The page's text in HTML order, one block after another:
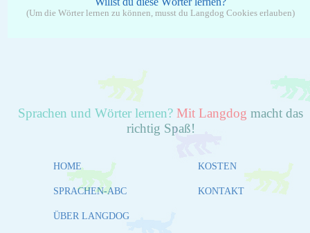
(Um die Wörter lernen zu können, musst du Langdog Cookies erlauben)
Sprachen und Wörter lernen? Mit Langdog macht das
richtig Spaß!
HOME
SPRACHEN-ABC
ÜBER LANGDOG
KOSTEN
KONTAKT